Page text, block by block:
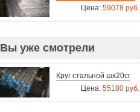
Цена: 59078 руб.
Вы уже смотрели
Круг стальной шх20сг
Цена: 55180 руб.